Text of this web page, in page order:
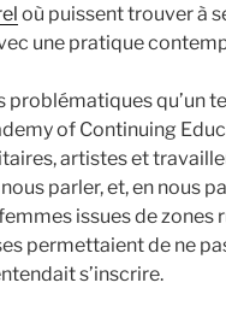
où puissent trouver à
une pratique
problématiques qu’un
of Continuing
artistes et
parler, et, en nous
issues de zones
permettaient de ne
s’inscrire.